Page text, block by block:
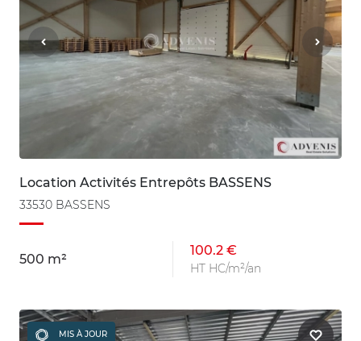
Location Activités Entrepôts BASSENS
33530 BASSENS
500 m²
100.2 €
HT HC/m²/an
MIS À JOUR